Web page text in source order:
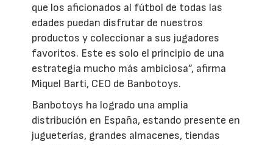
que los aficionados al fútbol de todas las
edades puedan disfrutar de nuestros
productos y coleccionar a sus jugadores
favoritos. Este es solo el principio de una
estrategia mucho más ambiciosa”, afirma
Miquel Barti, CEO de Banbotoys.
Banbotoys ha logrado una amplia
distribución en España, estando presente en
jugueterías, grandes almacenes, tiendas